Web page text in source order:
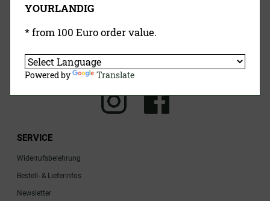
Jetzt Anmelden
SERVICE
Widerrufsbelehrung
Bestell- & Lieferinfos
Newsletter
YOURLANDIG
* from 100 Euro order value.
Powered by Translate